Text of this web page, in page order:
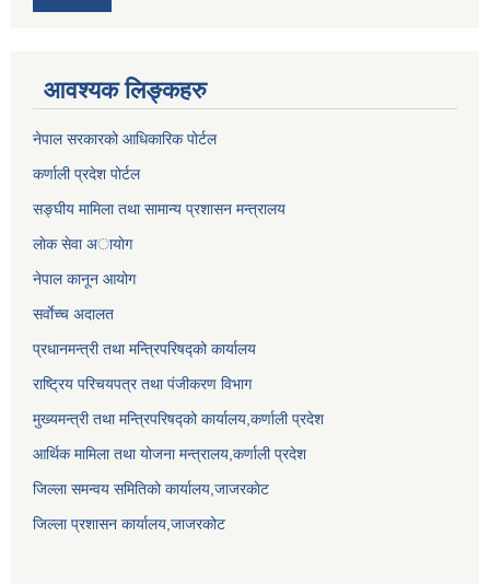
आवश्यक लिङ्कहरु
नेपाल सरकारको आधिकारिक पोर्टल
कर्णाली प्रदेश पोर्टल
सङ्घीय मामिला तथा सामान्य प्रशासन मन्त्रालय
लाेक सेवा अायाेग
नेपाल कानून आयोग
सर्वाेच्च अदालत
प्रधानमन्त्री तथा मन्त्रिपरिषद्को कार्यालय
राष्ट्रिय परिचयपत्र तथा पंजीकरण विभाग
मुख्यमन्त्री तथा मन्त्रिपरिषद्को कार्यालय,कर्णाली प्रदेश
आर्थिक मामिला तथा योजना मन्त्रालय,कर्णाली प्रदेश
जिल्ला समन्वय समितिको कार्यालय,जाजरकाेट
जिल्ला प्रशासन कार्यालय,जाजरकोट